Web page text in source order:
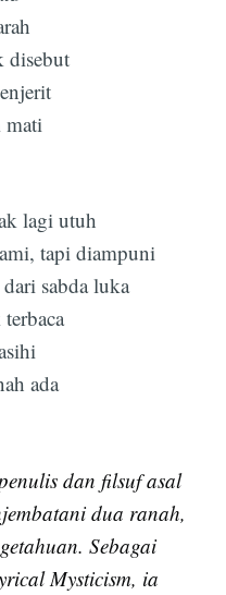
disebut
lagi utuh
tapi diampuni
sabda luka
ada
dan filsuf asal
dua ranah,
Sebagai
Mysticism, ia
Subscribe